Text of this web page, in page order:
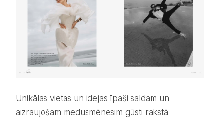
Unikālas vietas un idejas īpaši saldam un
aizraujošam medusmēnesim gūsti rakstā